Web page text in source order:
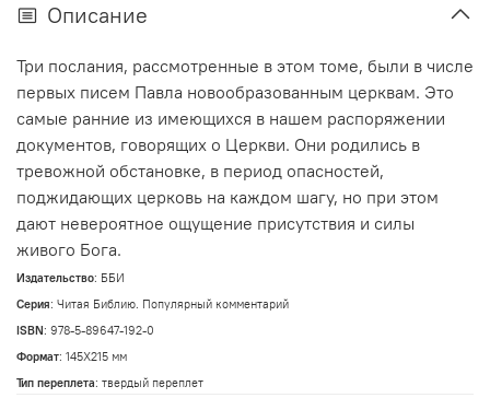
Описание
Три послания, рассмотренные в этом томе, были в числе
первых писем Павла новообразованным церквам. Это
самые ранние из имеющихся в нашем распоряжении
документов, говорящих о Церкви. Они родились в
тревожной обстановке, в период опасностей,
поджидающих церковь на каждом шагу, но при этом
дают невероятное ощущение присутствия и силы
живого Бога.
Издательство: ББИ
Серия: Читая Библию. Популярный комментарий
ISBN: 978-5-89647-192-0
Формат: 145Х215 мм
Тип переплета: твердый переплет